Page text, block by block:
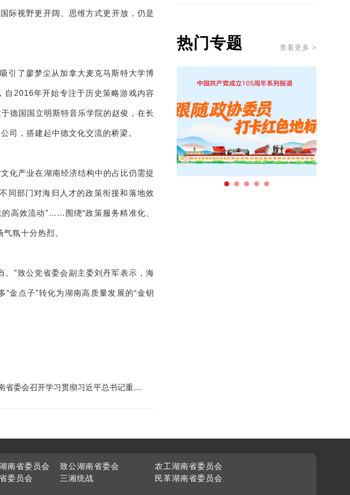
际视野更开阔、思维方式更开放，仍是
引了廖梦尘从加拿大麦克马斯特大学博
自2016年开始专注于历史策略游戏内容
德国国立明斯特音乐学院的赵俊，在长
司，搭建起中德文化交流的桥梁。
化产业在湖南经济结构中的占比仍需提
同部门对海归人才的政策衔接和落地效
高效流动”……围绕“政策服务精准化、
氛十分热烈。
”致公党省委会副主委刘丹军表示，海
金点子”转化为湖南高质量发展的“金钥
省委会召开学习贯彻习近平总书记重要
热门专题 查看更多 >
南省委员会 致公湖南省委会
农工湖南省委员会
委员会 三湘统战
民革湖南省委员会